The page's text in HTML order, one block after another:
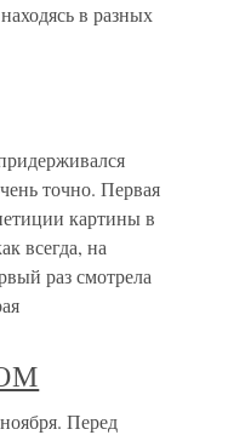
в разных
точно. Первая
картины в
всегда, на
раз смотрела
Перед